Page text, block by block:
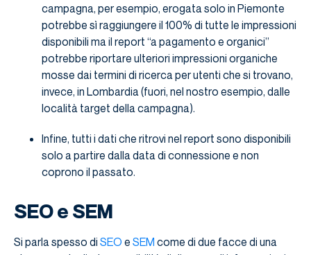
campagna, per esempio, erogata solo in Piemonte
potrebbe sì raggiungere il 100% di tutte le impressioni
disponibili ma il report “a pagamento e organici”
potrebbe riportare ulteriori impressioni organiche
mosse dai termini di ricerca per utenti che si trovano,
invece, in Lombardia (fuori, nel nostro esempio, dalle
località target della campagna).
Infine, tutti i dati che ritrovi nel report sono disponibili
solo a partire dalla data di connessione e non
coprono il passato.
SEO e SEM
Si parla spesso di SEO e SEM come di due facce di una